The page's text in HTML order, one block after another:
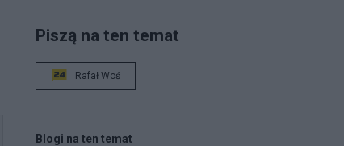
Piszą na ten temat
Rafał Woś
Blogi na ten temat